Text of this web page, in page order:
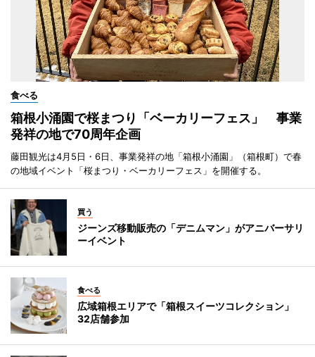
食べる
箱根小涌園で桜まつり「ベーカリーフェス」 事業
発祥の地で70周年企画
藤田観光は4月5日・6日、事業発祥の地「箱根小涌園」（箱根町）で春
の地域イベント「桜まつり・ベーカリーフェス」を開催する。
買う
ジーンズ移動販売の「デニムマン」がアニバーサリ
ーイベント
食べる
広域箱根エリアで「箱根スイーツコレクション」
32店舗参加